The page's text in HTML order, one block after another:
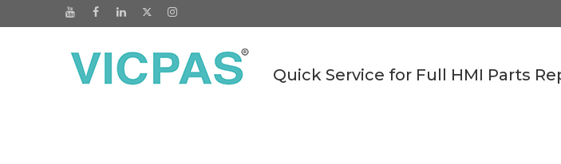
Quick Service for Full HMI Parts